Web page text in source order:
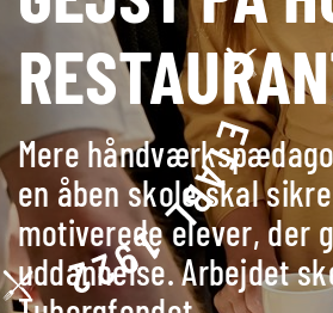
KONTAKT
NYHEDER
JOBBØRS
FOR VIRKSOMHEDER
Mere
en åben skole skal
motiverede elever, der
uddannelse. Arbejdet